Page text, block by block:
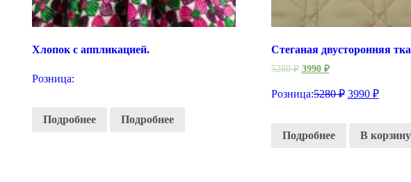
Хлопок с аппликацией.
Розница:
Подробнее Подробнее
Стеганая двусторонняя
5280₽ 3990 ₽
Розница:5280₽ 3990 ₽
Подробнее В корзину